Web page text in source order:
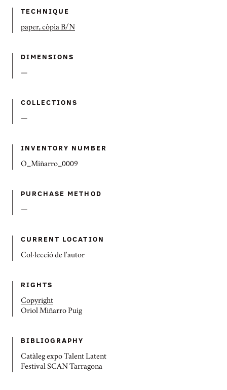
TECHNIQUE
paper, còpia B/N
DIMENSIONS
—
COLLECTIONS
—
INVENTORY NUMBER
O_Miñarro_0009
PURCHASE METHOD
—
CURRENT LOCATION
Col·lecció de l'autor
RIGHTS
Copyright
Oriol Miñarro Puig
BIBLIOGRAPHY
Catàleg expo Talent Latent
Festival SCAN Tarragona